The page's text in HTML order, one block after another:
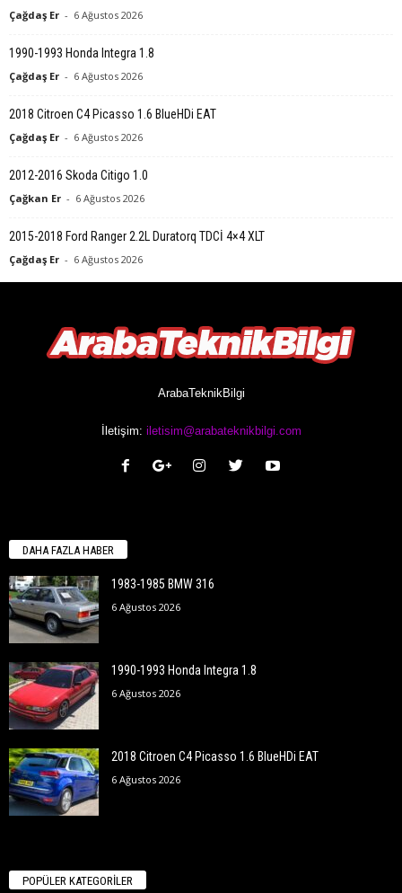
Çağdaş Er - 6 Ağustos 2026
1990-1993 Honda Integra 1.8
Çağdaş Er - 6 Ağustos 2026
2018 Citroen C4 Picasso 1.6 BlueHDi EAT
Çağdaş Er - 6 Ağustos 2026
2012-2016 Skoda Citigo 1.0
Çağkan Er - 6 Ağustos 2026
2015-2018 Ford Ranger 2.2L Duratorq TDCİ 4×4 XLT
Çağdaş Er - 6 Ağustos 2026
ArabaTeknikBilgi
İletişim: iletisim@arabateknikbilgi.com
DAHA FAZLA HABER
1983-1985 BMW 316
6 Ağustos 2026
1990-1993 Honda Integra 1.8
6 Ağustos 2026
2018 Citroen C4 Picasso 1.6 BlueHDi EAT
6 Ağustos 2026
POPÜLER KATEGORİLER